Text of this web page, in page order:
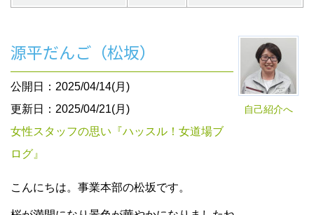
自己紹介へ
源平だんご（松坂）
公開日：2025/04/14(月)
更新日：2025/04/21(月)
女性スタッフの思い『ハッスル！女道場ブ
ログ』
こんにちは。事業本部の松坂です。